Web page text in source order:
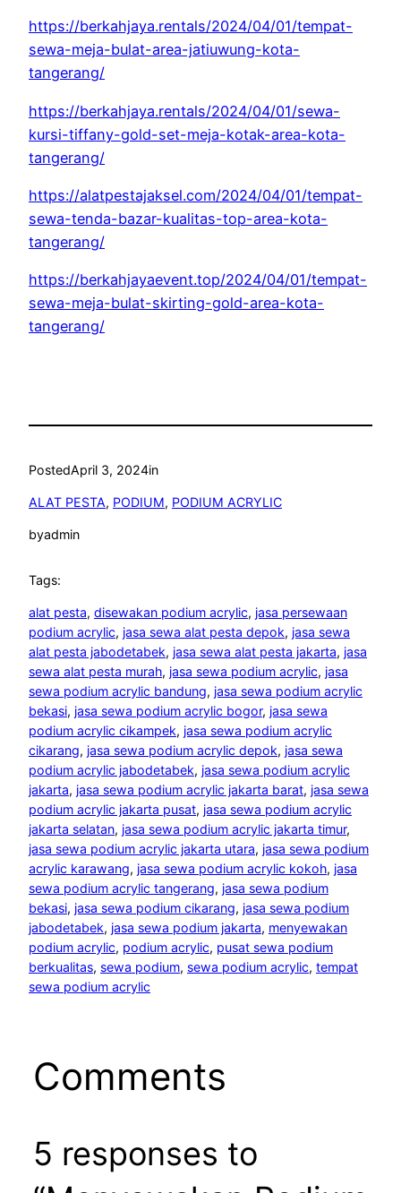
https://berkahjaya.rentals/2024/04/01/tempat-
sewa-meja-bulat-area-jatiuwung-kota-
tangerang/
https://berkahjaya.rentals/2024/04/01/sewa-
kursi-tiffany-gold-set-meja-kotak-area-kota-
tangerang/
https://alatpestajaksel.com/2024/04/01/tempat-
sewa-tenda-bazar-kualitas-top-area-kota-
tangerang/
https://berkahjayaevent.top/2024/04/01/tempat-
sewa-meja-bulat-skirting-gold-area-kota-
tangerang/
PostedApril 3, 2024in
ALAT PESTA, PODIUM, PODIUM ACRYLIC
byadmin
Tags:
alat pesta, disewakan podium acrylic, jasa persewaan
podium acrylic, jasa sewa alat pesta depok, jasa sewa
alat pesta jabodetabek, jasa sewa alat pesta jakarta, jasa
sewa alat pesta murah, jasa sewa podium acrylic, jasa
sewa podium acrylic bandung, jasa sewa podium acrylic
bekasi, jasa sewa podium acrylic bogor, jasa sewa
podium acrylic cikampek, jasa sewa podium acrylic
cikarang, jasa sewa podium acrylic depok, jasa sewa
podium acrylic jabodetabek, jasa sewa podium acrylic
jakarta, jasa sewa podium acrylic jakarta barat, jasa sewa
podium acrylic jakarta pusat, jasa sewa podium acrylic
jakarta selatan, jasa sewa podium acrylic jakarta timur
jasa sewa podium acrylic jakarta utara, jasa sewa podium
acrylic karawang, jasa sewa podium acrylic kokoh, jasa
sewa podium acrylic tangerang, jasa sewa podium
bekasi, jasa sewa podium cikarang, jasa sewa podium
jabodetabek, jasa sewa podium jakarta, menyewakan
podium acrylic, podium acrylic, pusat sewa podium
berkualitas, sewa podium, sewa podium acrylic, tempat
sewa podium acrylic
Comments
5 responses to